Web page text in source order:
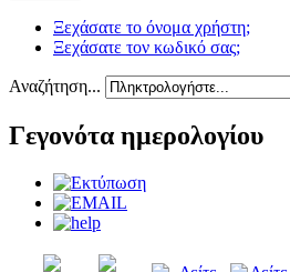
Ξεχάσατε το όνομα χρήστη;
Ξεχάσατε τον κωδικό σας;
Αναζήτηση...
Γεγονότα ημερολογίου